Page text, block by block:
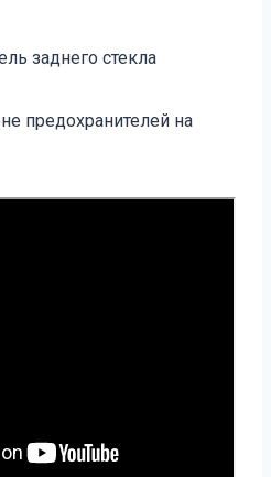
заднего стекла
предохранителей на